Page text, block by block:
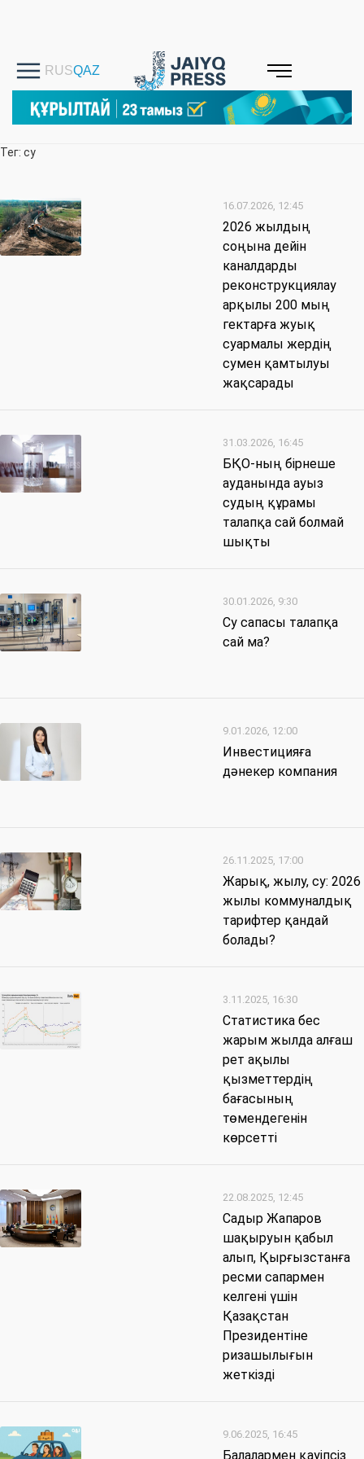
Тег: су
16.07.2026, 12:45
2026 жылдың
соңына дейін
каналдарды
реконструкциялау
арқылы 200 мың
гектарға жуық
суармалы жердің
сумен қамтылуы
жақсарады
31.03.2026, 16:45
БҚО-ның бірнеше
ауданында ауыз
судың құрамы
талапқа сай болмай
шықты
30.01.2026, 9:30
Су сапасы талапқа
сай ма?
9.01.2026, 12:00
Инвестицияға
дәнекер компания
26.11.2025, 17:00
Жарық, жылу, су: 2026
жылы коммуналдық
тарифтер қандай
болады?
3.11.2025, 16:30
Статистика бес
жарым жылда алғаш
рет ақылы
қызметтердің
бағасының
төмендегенін
көрсетті
22.08.2025, 12:45
Садыр Жапаров
шақыруын қабыл
алып, Қырғызстанға
ресми сапармен
келгені үшін
Қазақстан
Президентіне
ризашылығын
жеткізді
9.06.2025, 16:45
Балалармен қауіпсіз